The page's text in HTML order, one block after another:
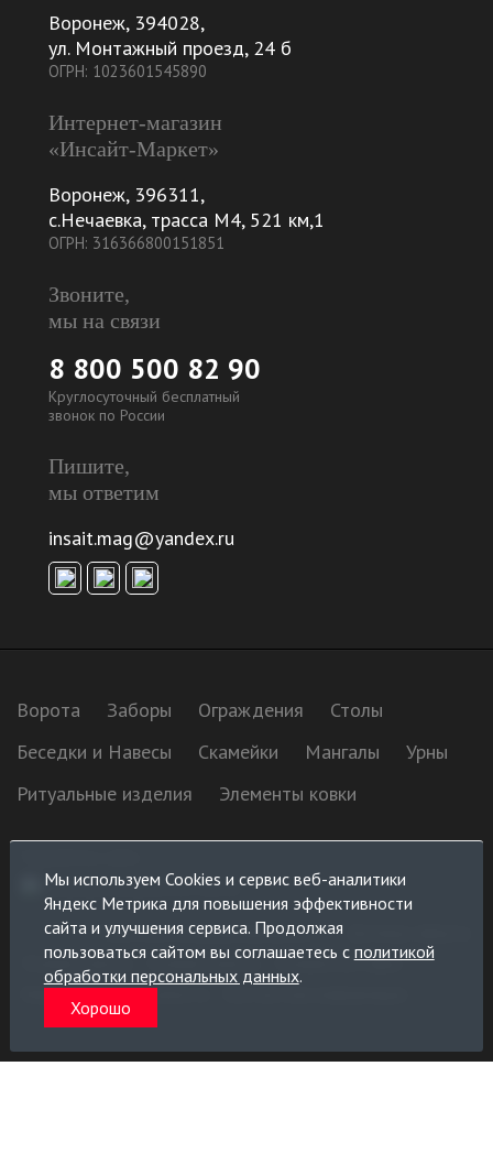
Воронеж, 394028,
ул. Монтажный проезд, 24 б
ОГРН: 1023601545890
Интернет-магазин
«Инсайт-Маркет»
Воронеж, 396311,
с.Нечаевка, трасса М4, 521 км,1
ОГРН: 316366800151851
Звоните,
мы на связи
8 800 500 82 90
Круглосуточный бесплатный
звонок по России
Пишите,
мы ответим
insait.mag@yandex.ru
Ворота Заборы Ограждения
Столы
Беседки и Навесы
Скамейки Мангалы
Урны
Ритуальные изделия
Элементы ковки
Политика конфиденциальности
Условия заказа
Условия оплаты
Условия поставки
Информация для клиента
Мы используем Cookies и сервис веб-аналитики
Яндекс Метрика для повышения эффективности
сайта и улучшения сервиса. Продолжая
пользоваться сайтом вы соглашаетесь с политикой
обработки персональных данных.
Хорошо